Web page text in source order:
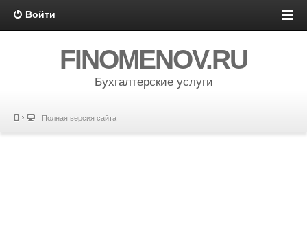
Войти
FINOMENOV.RU
Бухгалтерские услуги
Полная версия сайта